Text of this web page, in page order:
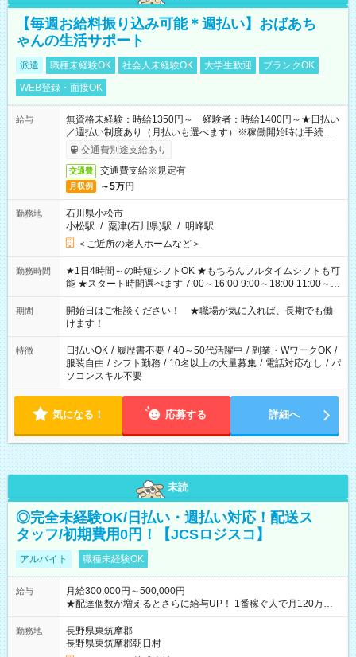
【毎週お給料振り込み可能＊週払い】おばあち
ゃんの生活サポート
派遣 職種未経験OK 社会人未経験OK 大学生歓迎
ブランクOK
WEB登録・面接OK
給与
無資格未経験：時給1350円～ 経験者：時給1400円～★日払い
／週払い制度あり（月払いも選べます）※稼働開始時は手続き完
了次第のお支払いとなります。
交通費別途支給あり
交通費 交通費支給※規定有
月収例 ～5万円
勤務地
石川県小松市
小松駅 / 粟津(石川県)駅 / 明峰駅
＜ご近所の老人ホームなど＞
勤務時間
★1日4時間～の時短シフトOK ★もちろんフルタイムシフトも可
能 ★スタート時間選べます 7:00～16:00 9:00～18:00 11:00～
20:00 など 残業なし！ ※Wワークの場合、他のお仕事と合わせ
週40時間超の就業はご案内できません ※法令に基づき、週20時
間以上勤務は社会保険への加入対象となります ※労働者派遣法
（日雇い派遣の原則禁止）により、短時間・短期間の就業はご
案内が難しい場合があります
期間
開始日はご相談ください！ ★職場が気に入れば、長期でも働
けます！
特徴 日払いOK / 履歴書不要 / 40～50代活躍中 / 副業・WワークOK /
服装自由 / シフト勤務 / 10名以上の大量募集 / 電話対応なし / パ
ソコンスキル不要
気になる！ 応募する 詳細へ
未読
◎完全未経験OK/日払い・週払い対応！配送ス
タッフ/初期費用0円！【JCSロジスコ】
アルバイト 職種未経験OK
給与
月給300,000円～500,000円
★配達個数が増えるとさらに給与UP！ 1番稼ぐ人で月120万ほ
ど！ ・主要都市エリア 月収55万円／週5日稼働 月収65万~112
万円／週6日稼働 ・地方郊外エリア 月収40万円／週5日稼働 月
収40万円~50万円／週6日稼働 ＜モデルイメージ＞ ■月収50万
円 (27歳男性/江東区在住)※元建築関係 1日150個配達×25日勤務
勤務地
長野県東筑摩郡
長野県東筑摩郡朝日村